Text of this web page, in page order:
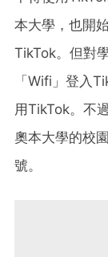
本大學，也開
TikTok。但對
「Wifi」登入
用TikTok。不
奧本大學的校
號。